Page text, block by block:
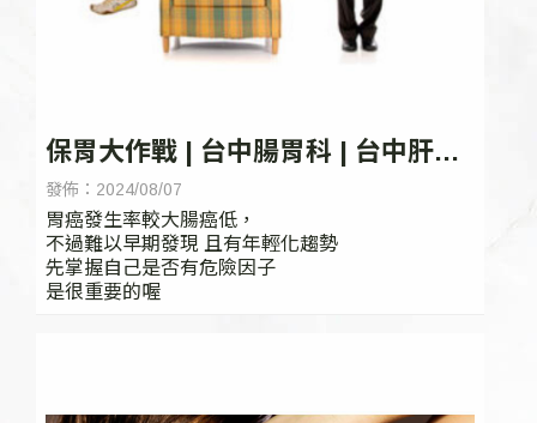
保胃大作戰 | 台中腸胃科 | 台中肝膽
腸胃科 | 台中胃鏡檢查
發佈：2024/08/07
胃癌發生率較大腸癌低，
不過難以早期發現 且有年輕化趨勢
先掌握自己是否有危險因子
是很重要的喔